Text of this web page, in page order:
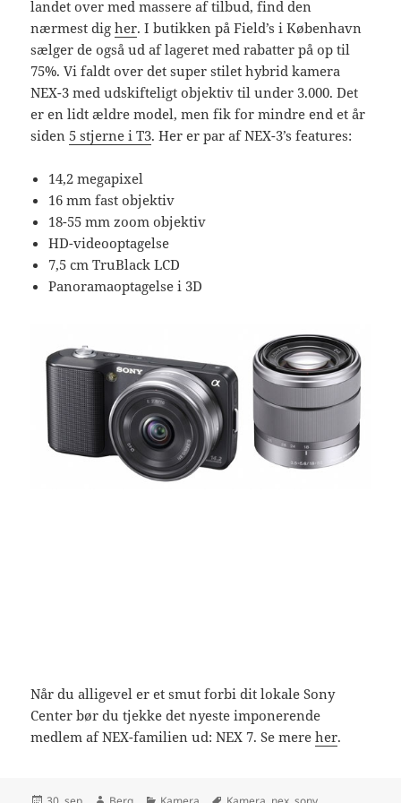
landet over med massere af tilbud, find den
nærmest digher. I butikken på Field’s i København
sælger de også ud af lageret med rabatter på op til
75%. Vi faldt over det super stilet hybrid kamera
NEX-3 med udskifteligt objektiv til under 3.000. Det
er en lidt ældre model, men fik for mindre end et år
siden 5 stjerne i T3. Her er par af NEX-3’s features:
14,2 megapixel
16 mm fast objektiv
18-55 mm zoom objektiv
HD-videooptagelse
7,5 cm TruBlack LCD
Panoramaoptagelse i 3D
Når du alligevel er et smut forbi dit lokale Sony
Center bør du tjekke det nyeste imponerende
medlem af NEX-familien ud: NEX 7. Se mereher.